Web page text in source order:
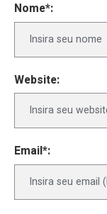
Nome*:
Website:
Email*: